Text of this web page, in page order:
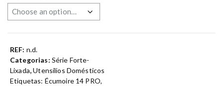
REF: n.d.
Categorias: Série Forte-
Lixada,Utensílios Domésticos
Etiquetas: Écumoire 14 PRO,